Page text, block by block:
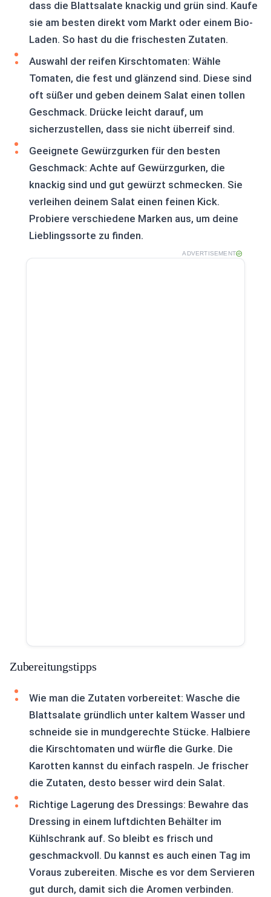
dass die Blattsalate knackig und grün sind. Kaufe
sie am besten direkt vom Markt oder einem Bio-
Laden. So hast du die frischesten Zutaten.
Auswahl der reifen Kirschtomaten: Wähle
Tomaten, die fest und glänzend sind. Diese sind
oft süßer und geben deinem Salat einen tollen
Geschmack. Drücke leicht darauf, um
sicherzustellen, dass sie nicht überreif sind.
Geeignete Gewürzgurken für den besten
Geschmack: Achte auf Gewürzgurken, die
knackig sind und gut gewürzt schmecken. Sie
verleihen deinem Salat einen feinen Kick.
Probiere verschiedene Marken aus, um deine
Lieblingssorte zu finden.
ADVERTISEMENT
Zubereitungstipps
Wie man die Zutaten vorbereitet: Wasche die
Blattsalate gründlich unter kaltem Wasser und
schneide sie in mundgerechte Stücke. Halbiere
die Kirschtomaten und würfle die Gurke. Die
Karotten kannst du einfach raspeln. Je frischer
die Zutaten, desto besser wird dein Salat.
Richtige Lagerung des Dressings: Bewahre das
Dressing in einem luftdichten Behälter im
Kühlschrank auf. So bleibt es frisch und
geschmackvoll. Du kannst es auch einen Tag im
Voraus zubereiten. Mische es vor dem Servieren
gut durch, damit sich die Aromen verbinden.